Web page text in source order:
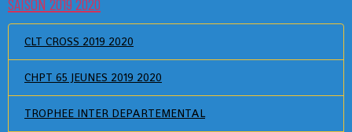
SAISON 2019 2020
CLT CROSS 2019 2020
CHPT 65 JEUNES 2019 2020
TROPHEE INTER DEPARTEMENTAL